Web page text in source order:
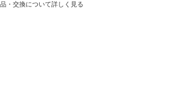
・交換について詳しく見る